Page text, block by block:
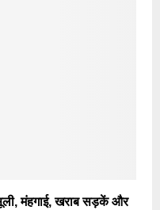
मंहगाई, खराब सड़कें और